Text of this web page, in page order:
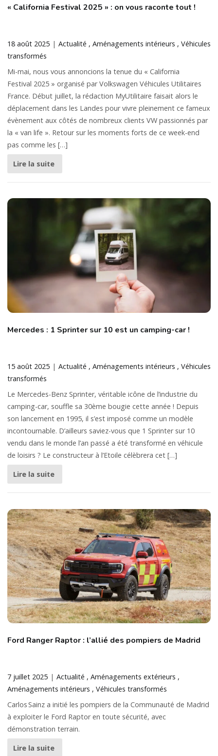
« California Festival 2025 » : on vous raconte tout !
18 août 2025 Actualité Aménagements intérieurs
Véhicules
transformés
Mi-mai, nous vous annoncions la tenue du « California
Festival 2025 » organisé par Volkswagen Véhicules Utilitaires
France. Début juillet, la rédaction MyUtilitaire faisait alors le
déplacement dans les Landes pour vivre pleinement ce fameux
évènement aux côtés de nombreux clients VW passionnés par
la « van life ». Retour sur les moments forts de ce week-end
pas comme les […]
Lire la suite
Mercedes : 1 Sprinter sur 10 est un camping-car !
15 août 2025 Actualité Aménagements intérieurs
Véhicules
transformés
Le Mercedes-Benz Sprinter, véritable icône de l’industrie du
camping-car, souffle sa 30ème bougie cette année ! Depuis
son lancement en 1995, il s’est imposé comme un modèle
incontournable. D’ailleurs saviez-vous que 1 Sprinter sur 10
vendu dans le monde l’an passé a été transformé en véhicule
de loisirs ? Le constructeur à l’Etoile célèbrera cet […]
Lire la suite
Ford Ranger Raptor : l’allié des pompiers de Madrid
7 juillet 2025 Actualité
Aménagements extérieurs
Aménagements intérieurs
Véhicules transformés
Carlos Sainz a initié les pompiers de la Communauté de Madrid
à exploiter le Ford Raptor en toute sécurité, avec
démonstration terrain.
Lire la suite